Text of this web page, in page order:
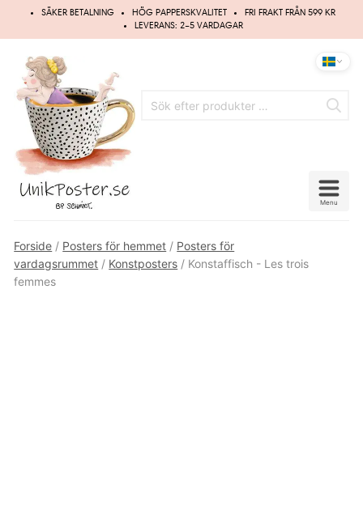
Hoppa
SÄKER BETALNING HÖG PAPPERSKVALITET
FRI FRAKT FRÅN 599 KR
LEVERANS: 2–5 VARDAGAR
Menu
Forside / Posters för hemmet / Posters för
vardagsrummet / Konstposters / Konstaffisch - Les trois
femmes